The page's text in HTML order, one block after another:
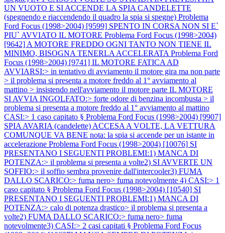
UN VUOTO E SI ACCENDE LA SPIA CANDELETTE
(spegnendo e riaccendendo il quadro la spia si spegne) Problema
Ford Focus (1998>2004) [9599] SPENTO IN CORSA NON SI E`
PIU` AVVIATO IL MOTORE Problema Ford Focus (1998>2004)
[9642] A MOTORE FREDDO OGNI TANTO NON TIENE IL
MINIMO, BISOGNA TENERLA ACCELERATA Problema Ford
Focus (1998>2004) [9741] IL MOTORE FATICA AD
AVVIARSI:> in tentativo di avviamento il motore gira ma non parte
> il problema si presenta a motore freddo al 1° avviamento al
mattino > insistendo nell'avviamento il motore parte IL MOTORE
SI AVVIA INGOLFATO:> forte odore di benzina incombusta > il
problema si presenta a motore freddo al 1° avviamento al mattino
CASI:> 1 caso capitato § Problema Ford Focus (1998>2004) [9907]
SPIA AVARIA (candelette) ACCESA A VOLTE, LA VETTURA
COMUNQUE VA BENE nota: la spia si accende per un istante in
accelerazione Problema Ford Focus (1998>2004) [10076] SI
PRESENTANO I SEGUENTI PROBLEMI:1) MANCA DI
POTENZA:> il problema si presenta a volte2) SI AVVERTE UN
SOFFIO:> il soffio sembra provenire dall'intercooler3) FUMA
DALLO SCARICO:> fuma nero> fuma notevolmente 4) CASI:> 1
caso capitato § Problema Ford Focus (1998>2004) [10540] SI
PRESENTANO I SEGUENTI PROBLEMI:1) MANCA DI
POTENZA:> calo di potenza drastico> il problema si presenta a
volte2) FUMA DALLO SCARICO:> fuma nero> fuma
notevolmente3) CASI:> 2 casi capitati § Problema Ford Focus